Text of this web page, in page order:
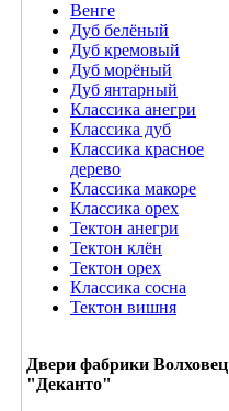
Венге
Дуб белёный
Дуб кремовый
Дуб морёный
Дуб янтарный
Классика анегри
Классика дуб
Классика красное
дерево
Классика макоре
Классика орех
Тектон анегри
Тектон клён
Тектон орех
Классика сосна
Тектон вишня
Двери фабрики Волховец
"Деканто"